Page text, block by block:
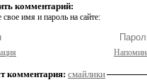
комментарий:
свое имя и пароль на сайте:
комментария: смайлики